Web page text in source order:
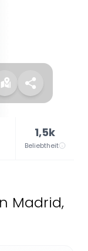
1,5k
Beliebtheit
Madrid,